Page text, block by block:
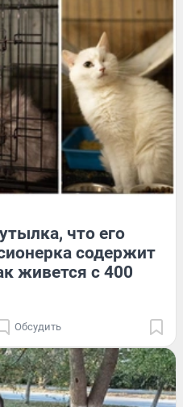
что его
содержит
живется с 400
Обсудить